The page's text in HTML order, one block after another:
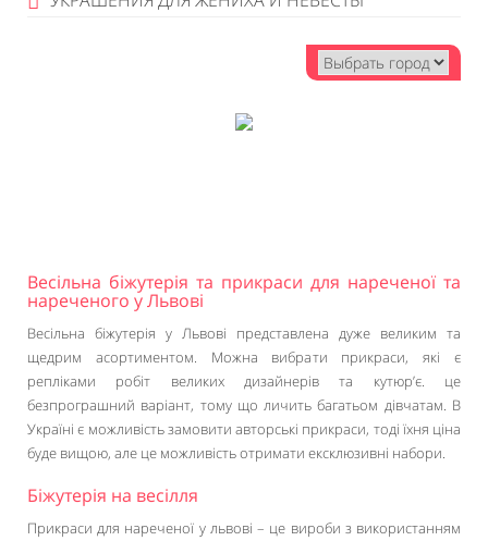
Весільна біжутерія та прикраси для нареченої та
нареченого у Львові
Весільна біжутерія у Львові представлена дуже великим та
щедрим асортиментом. Можна вибрати прикраси, які є
репліками робіт великих дизайнерів та кутюр’є. це
безпрограшний варіант, тому що личить багатьом дівчатам. В
Україні є можливість замовити авторські прикраси, тоді їхня ціна
буде вищою, але це можливість отримати ексклюзивні набори.
Біжутерія на весілля
Прикраси для нареченої у львові – це вироби з використанням